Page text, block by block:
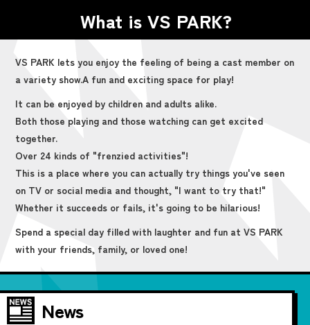
What is VS PARK?
VS PARK lets you enjoy the feeling of being a cast member on
a variety show.A fun and exciting space for play!
It can be enjoyed by children and adults alike.
Both those playing and those watching can get excited
together.
Over 24 kinds of "frenzied activities"!
This is a place where you can actually try things you've seen
on TV or social media and thought, "I want to try that!"
Whether it succeeds or fails, it's going to be hilarious!
Spend a special day filled with laughter and fun at VS PARK
with your friends, family, or loved one!
News